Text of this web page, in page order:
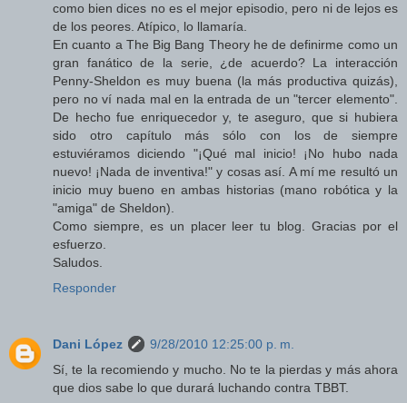
como bien dices no es el mejor episodio, pero ni de lejos es
de los peores. Atípico, lo llamaría.
En cuanto a The Big Bang Theory he de definirme como un
gran fanático de la serie, ¿de acuerdo? La interacción
Penny-Sheldon es muy buena (la más productiva quizás),
pero no ví nada mal en la entrada de un "tercer elemento".
De hecho fue enriquecedor y, te aseguro, que si hubiera
sido otro capítulo más sólo con los de siempre
estuviéramos diciendo "¡Qué mal inicio! ¡No hubo nada
nuevo! ¡Nada de inventiva!" y cosas así. A mí me resultó un
inicio muy bueno en ambas historias (mano robótica y la
"amiga" de Sheldon).
Como siempre, es un placer leer tu blog. Gracias por el
esfuerzo.
Saludos.
Responder
Dani López
9/28/2010 12:25:00 p. m.
Sí, te la recomiendo y mucho. No te la pierdas y más ahora
que dios sabe lo que durará luchando contra TBBT.